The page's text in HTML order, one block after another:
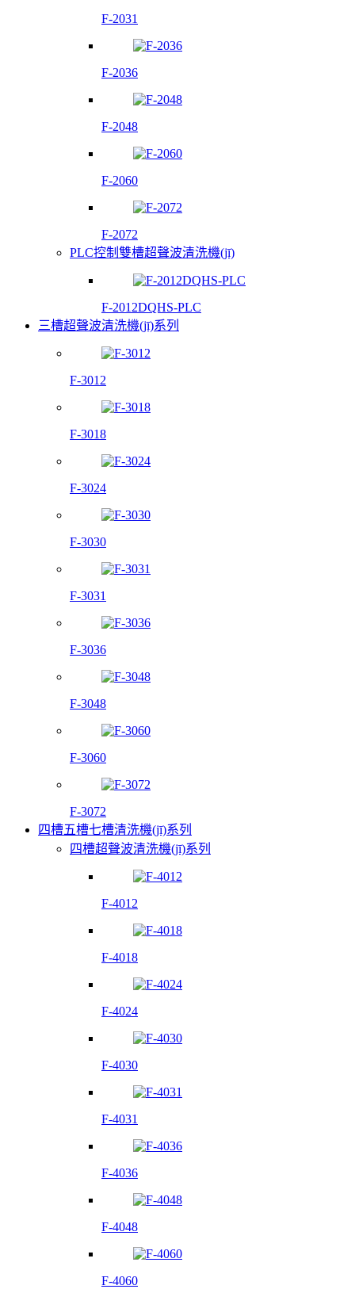
F-2031
F-2036
F-2048
F-2060
F-2072
PLC控制雙槽超聲波清洗機(jī)
F-2012DQHS-PLC
三槽超聲波清洗機(jī)系列
F-3012
F-3018
F-3024
F-3030
F-3031
F-3036
F-3048
F-3060
F-3072
四槽五槽七槽清洗機(jī)系列
四槽超聲波清洗機(jī)系列
F-4012
F-4018
F-4024
F-4030
F-4031
F-4036
F-4048
F-4060